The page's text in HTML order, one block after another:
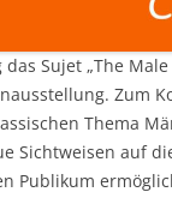
Sujet „The
Zum
Thema
Sichtweisen auf
Publikum